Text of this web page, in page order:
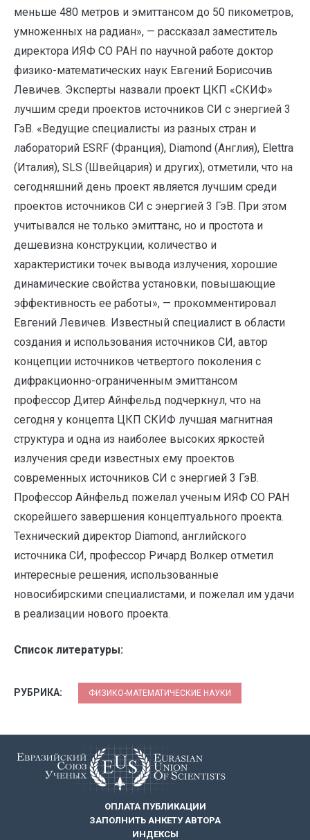
меньше 480 метров и эмиттансом до 50 пикометров,
умноженных на радиан», — рассказал заместитель
директора ИЯФ СО РАН по научной работе доктор
физико-математических наук Евгений Борисочив
Левичев. Эксперты назвали проект ЦКП «СКИФ»
лучшим среди проектов источников СИ с энергией 3
ГэВ. «Ведущие специалисты из разных стран и
лабораторий ESRF (Франция), Diamond (Англия), Elettra
(Италия), SLS (Швейцария) и других), отметили, что на
сегодняшний день проект является лучшим среди
проектов источников СИ с энергией 3 ГэВ. При этом
учитывался не только эмиттанс, но и простота и
дешевизна конструкции, количество и
характеристики точек вывода излучения, хорошие
динамические свойства установки, повышающие
эффективность ее работы», — прокомментировал
Евгений Левичев. Известный специалист в области
создания и использования источников СИ, автор
концепции источников четвертого поколения с
дифракционно-ограниченным эмиттансом
профессор Дитер Айнфельд подчеркнул, что на
сегодня у концепта ЦКП СКИФ лучшая магнитная
структура и одна из наиболее высоких яркостей
излучения среди известных ему проектов
современных источников СИ с энергией 3 ГэВ.
Профессор Айнфельд пожелал ученым ИЯФ СО РАН
скорейшего завершения концептуального проекта.
Технический директор Diamond, английского
источника СИ, профессор Ричард Волкер отметил
интересные решения, использованные
новосибирскими специалистами, и пожелал им удачи
в реализации нового проекта.
Список литературы:
РУБРИКА: ФИЗИКО-МАТЕМАТИЧЕСКИЕ НАУКИ
ОПЛАТА ПУБЛИКАЦИИ
ЗАПОЛНИТЬ АНКЕТУ АВТОРА
ИНДЕКСЫ